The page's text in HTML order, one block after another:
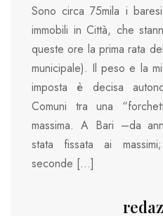
Sono circa 75mila i
immobili in Città, che
queste ore la prima rata
municipale). Il peso e la
imposta è decisa
Comuni tra una
massima. A Bari –da
stata fissata ai
seconde […]